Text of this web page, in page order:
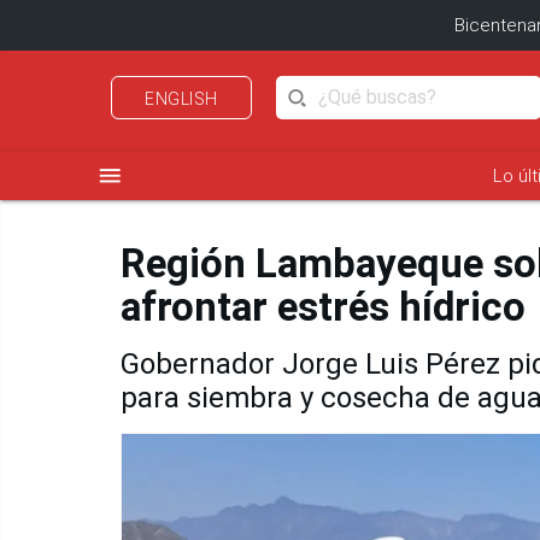
ENGLISH
menu Lo
Región Lambayeque
afrontar estrés hídrico
Gobernador Jorge Luis Pérez
para siembra y cosecha de agua